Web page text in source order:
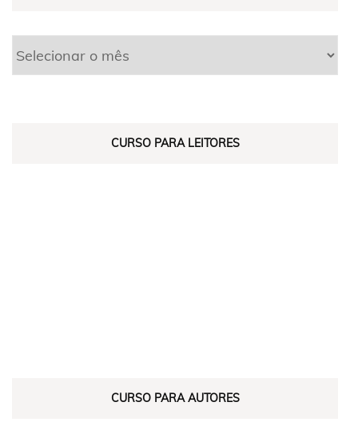
CURSO PARA LEITORES
CURSO PARA AUTORES